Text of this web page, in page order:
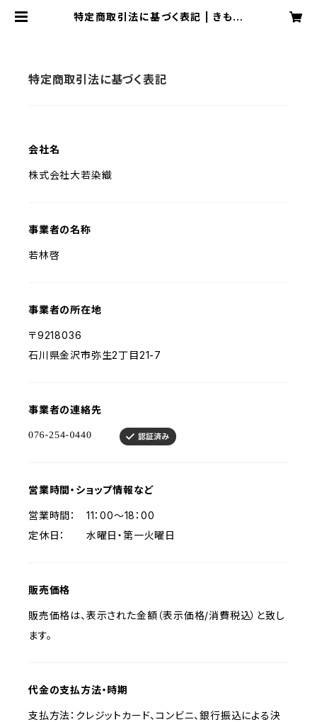
特定商取引法に基づく表記 | きもの
特定商取引法に基づく表記
会社名
株式会社大若染織
事業者の名称
若林啓
事業者の所在地
〒9218036
石川県金沢市弥生2丁目21-7
事業者の連絡先
営業時間・ショップ情報など
営業時間： 11：00～18：00
定休日： 水曜日・第一火曜日
販売価格
販売価格は、表示された金額（表示価格/消費税込）と致し
ます。
代金の支払方法・時期
支払方法：クレジットカード、コンビニ、銀行振込による決